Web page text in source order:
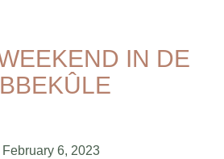
IN DE
February 6, 2023